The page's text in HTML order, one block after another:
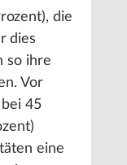
die
dies
so ihre
Vor
45
eine